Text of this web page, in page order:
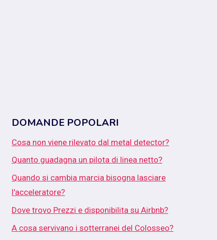
DOMANDE POPOLARI
Cosa non viene rilevato dal metal detector?
Quanto guadagna un pilota di linea netto?
Quando si cambia marcia bisogna lasciare
l'acceleratore?
Dove trovo Prezzi e disponibilita su Airbnb?
A cosa servivano i sotterranei del Colosseo?